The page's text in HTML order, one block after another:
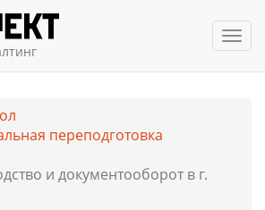
переподготовка
и документооборот в г.